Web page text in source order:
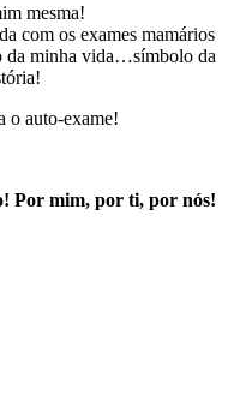
mesma!
com os exames mamários
da minha vida…símbolo da
o auto-exame!
Por mim, por ti, por nós!